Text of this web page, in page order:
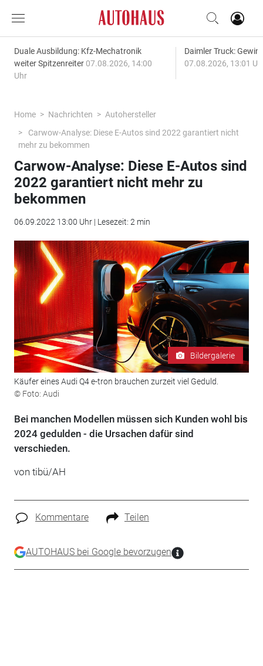
Duale Ausbildung: Kfz-Mechatronik
weiter Spitzenreiter 07.08.2026, 14:00
Uhr
Daimler Truck:
07.08.2026, 13:01
Home Nachrichten
Autohersteller
Carwow-Analyse: Diese E-Autos sind 2022 garantiert nicht
mehr zu bekommen
Carwow-Analyse: Diese E-Autos sind
2022 garantiert nicht mehr zu
bekommen
06.09.2022 13:00 Uhr | Lesezeit: 2 min
Bildergalerie
Käufer eines Audi Q4 e-tron brauchen zurzeit viel Geduld.
© Foto: Audi
Bei manchen Modellen müssen sich Kunden wohl bis
2024 gedulden - die Ursachen dafür sind
verschieden.
von tibü/AH
Kommentare Teilen
AUTOHAUS bei Google bevorzugen